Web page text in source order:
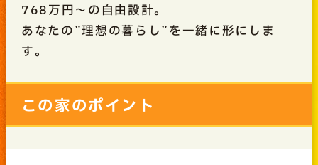
768万円～の自由設計。
あなたの”理想の暮らし”を一緒に形にしま
す。
この家のポイント